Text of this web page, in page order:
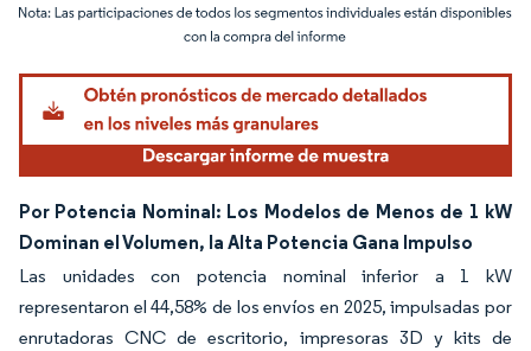
Imagen © Mordor Intelligence. El uso requiere atribución según CC BY 4.0.
Por Potencia Nominal: Los Modelos de Menos de 1 kW
Dominan el Volumen, la Alta Potencia Gana Impulso
Las unidades con potencia nominal inferior a 1 kW
representaron el 44,58% de los envíos en 2025, impulsadas por
enrutadoras CNC de escritorio, impresoras 3D y kits de